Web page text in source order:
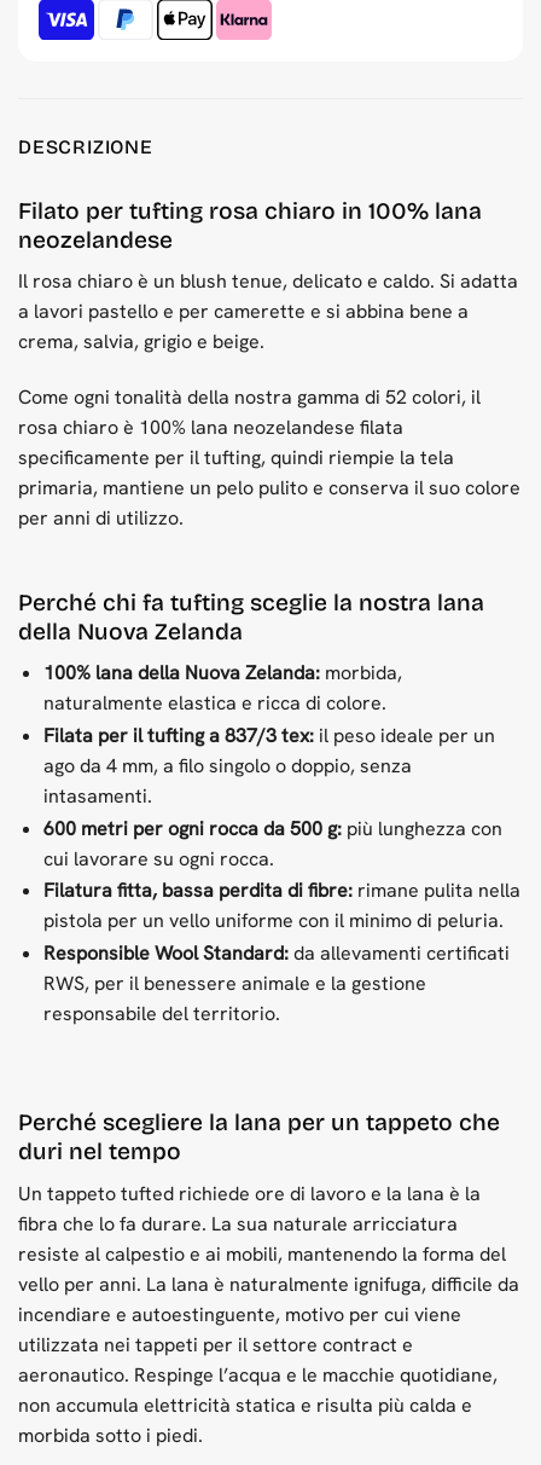
DESCRIZIONE
Filato per tufting rosa chiaro in 100% lana
neozelandese
Il rosa chiaro è un blush tenue, delicato e caldo. Si adatta
a lavori pastello e per camerette e si abbina bene a
crema, salvia, grigio e beige.
Come ogni tonalità della nostra gamma di 52 colori, il
rosa chiaro è 100% lana neozelandese filata
specificamente per il tufting, quindi riempie la tela
primaria, mantiene un pelo pulito e conserva il suo colore
per anni di utilizzo.
Perché chi fa tufting sceglie la nostra lana
della Nuova Zelanda
100% lana della Nuova Zelanda:morbida,
naturalmente elastica e ricca di colore.
Filata per il tufting a 837/3 tex:il peso ideale per un
ago da 4 mm, a filo singolo o doppio, senza
intasamenti.
600 metri per ogni rocca da 500 g:più lunghezza con
cui lavorare su ogni rocca.
Filatura fitta, bassa perdita di fibre:rimane pulita nella
pistola per un vello uniforme con il minimo di peluria.
Responsible Wool Standard:da allevamenti certificati
RWS, per il benessere animale e la gestione
responsabile del territorio.
Perché scegliere la lana per un tappeto che
duri nel tempo
Un tappeto tufted richiede ore di lavoro e la lana è la
fibra che lo fa durare. La sua naturale arricciatura
resiste al calpestio e ai mobili, mantenendo la forma del
vello per anni. La lana è naturalmente ignifuga, difficile da
incendiare e autoestinguente, motivo per cui viene
utilizzata nei tappeti per il settore contract e
aeronautico. Respinge l’acqua e le macchie quotidiane,
non accumula elettricità statica e risulta più calda e
morbida sotto i piedi.